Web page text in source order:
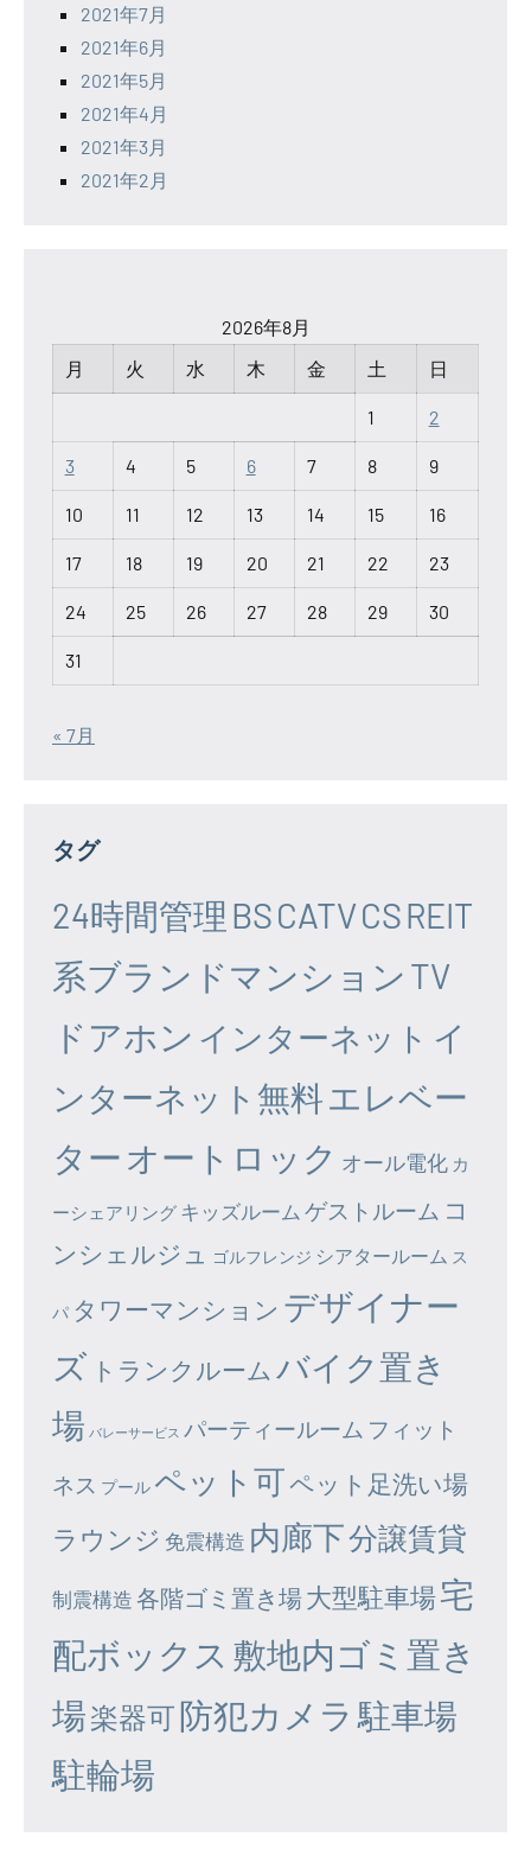
2021年7月
2021年6月
2021年5月
2021年4月
2021年3月
2021年2月
2026年8月
月
火 水 木 金 土 日
1 2
3 4 5 6 7 8 9
10 11 12 13 14 15 16
17 18 19 20 21 22 23
24 25 26 27 28 29 30
31
« 7月
タグ
24時間管理 BSCATVCSREIT
系ブランドマンション TV
ドアホン インターネット イ
ンターネット無料エレベー
ター オートロック オール電化 カ
ーシェアリング キッズルーム ゲストルーム コ
ンシェルジュ
ゴルフレンジ シアタールーム ス
パ タワーマンション デザイナー
ズ トランクルーム バイク置き
場 バレーサービス パーティールーム フィット
ネス プール ペット可ペット足洗い場
ラウンジ 免震構造 内廊下分譲賃貸
制震構造 各階ゴミ置き場大型駐車場宅
配ボックス 敷地内ゴミ置き
場楽器可防犯カメラ 駐車場
駐輪場